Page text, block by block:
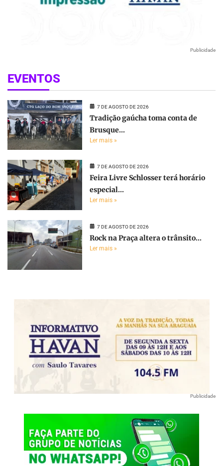
Publicidade
EVENTOS
7 DE AGOSTO DE 2026
Tradição gaúcha toma conta de
Brusque...
Ler mais »
7 DE AGOSTO DE 2026
Feira Livre Schlosser terá horário
especial...
Ler mais »
7 DE AGOSTO DE 2026
Rock na Praça altera o trânsito...
Ler mais »
Publicidade